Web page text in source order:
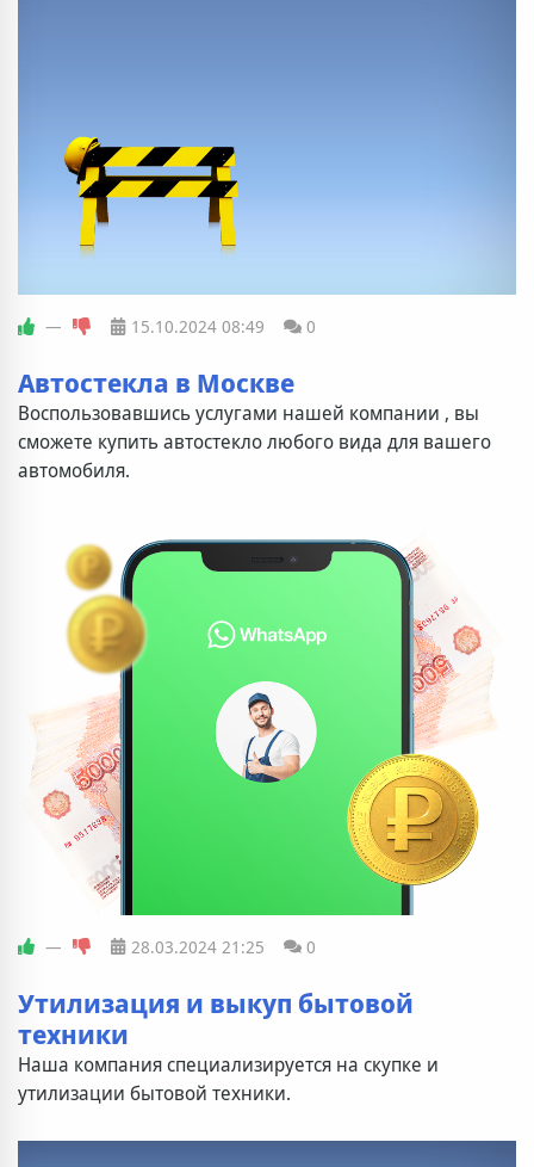
— 15.10.2024 08:49 0
Автостекла в Москве
Воспользовавшись услугами нашей компании , вы
сможете купить автостекло любого вида для вашего
автомобиля.
— 28.03.2024 21:25 0
Утилизация и выкуп бытовой
техники
Наша компания специализируется на скупке и
утилизации бытовой техники.